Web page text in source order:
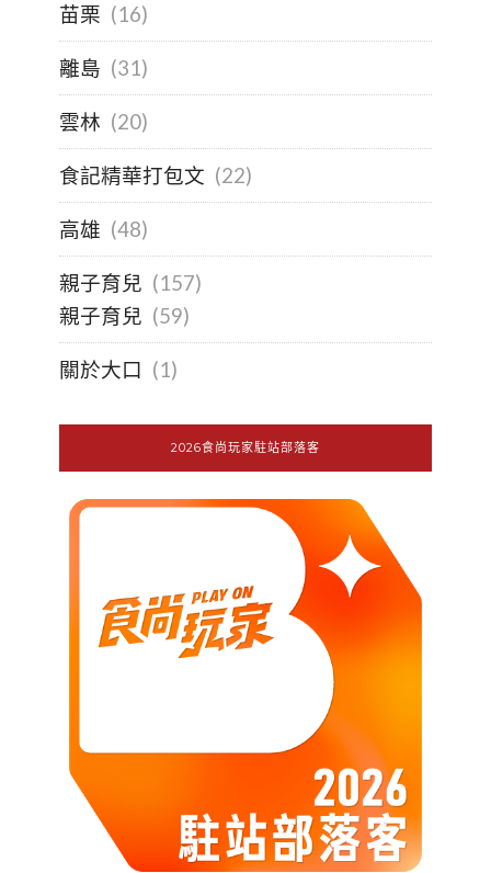
苗栗 (16)
離島 (31)
雲林 (20)
食記精華打包文 (22)
高雄 (48)
親子育兒 (157)
親子育兒 (59)
關於大口 (1)
2026食尚玩家駐站部落客